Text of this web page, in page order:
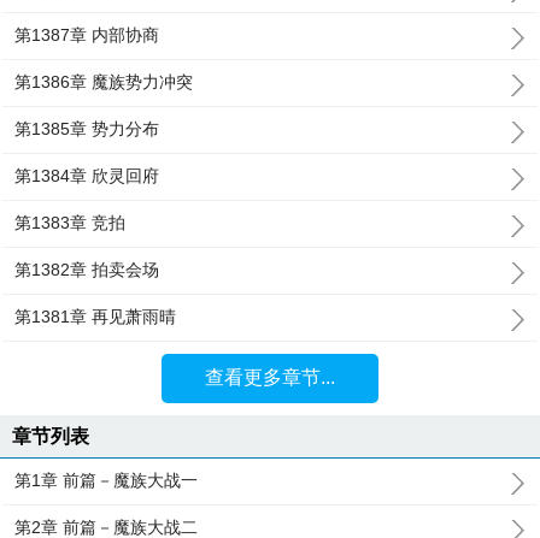
第1387章 内部协商
第1386章 魔族势力冲突
第1385章 势力分布
第1384章 欣灵回府
第1383章 竞拍
第1382章 拍卖会场
第1381章 再见萧雨晴
查看更多章节...
章节列表
第1章 前篇－魔族大战一
第2章 前篇－魔族大战二